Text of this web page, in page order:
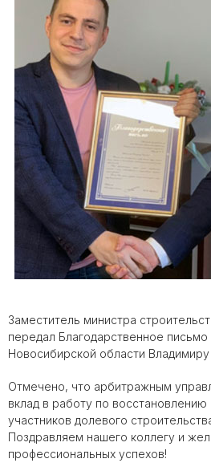
Заместитель министра
передал Благодарственное письмо
Новосибирской области Владимиру
Отмечено, что арбитражным
вклад в работу по
участников долевого
Поздравляем нашего коллегу и
профессиональных успехов!